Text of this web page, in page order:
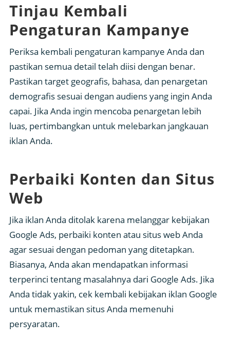
Tinjau Kembali
Pengaturan Kampanye
Periksa kembali pengaturan kampanye Anda dan
pastikan semua detail telah diisi dengan benar.
Pastikan target geografis, bahasa, dan penargetan
demografis sesuai dengan audiens yang ingin Anda
capai. Jika Anda ingin mencoba penargetan lebih
luas, pertimbangkan untuk melebarkan jangkauan
iklan Anda.
Perbaiki Konten dan Situs
Web
Jika iklan Anda ditolak karena melanggar kebijakan
Google Ads, perbaiki konten atau situs web Anda
agar sesuai dengan pedoman yang ditetapkan.
Biasanya, Anda akan mendapatkan informasi
terperinci tentang masalahnya dari Google Ads. Jika
Anda tidak yakin, cek kembali kebijakan iklan Google
untuk memastikan situs Anda memenuhi
persyaratan.